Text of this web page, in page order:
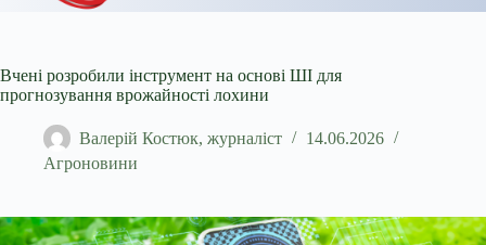
Вчені розробили інструмент на основі ШІ для
прогнозування врожайності лохини
Валерій Костюк, журналіст
14.06.2026
Агроновини